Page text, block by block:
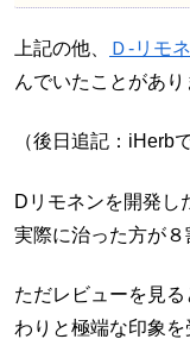
上記の他、 Ｄ-リモ
んでいたことがあり
（後日追記：iHerb
Dリモネンを開発し
実際に治った方が８
ただレビューを見
わりと極端な印象を